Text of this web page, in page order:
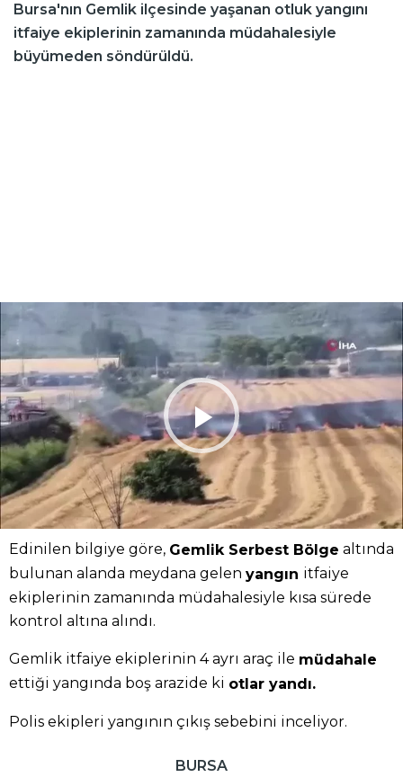
Bursa'nın Gemlik ilçesinde yaşanan otluk yangını
itfaiye ekiplerinin zamanında müdahalesiyle
büyümeden söndürüldü.
Edinilen bilgiye göre, Gemlik Serbest Bölge altında
bulunan alanda meydana gelen yangın itfaiye
ekiplerinin zamanında müdahalesiyle kısa sürede
kontrol altına alındı.
Gemlik itfaiye ekiplerinin 4 ayrı araç ile müdahale
ettiği yangında boş arazide ki otlar yandı.
Polis ekipleri yangının çıkış sebebini inceliyor.
BURSA